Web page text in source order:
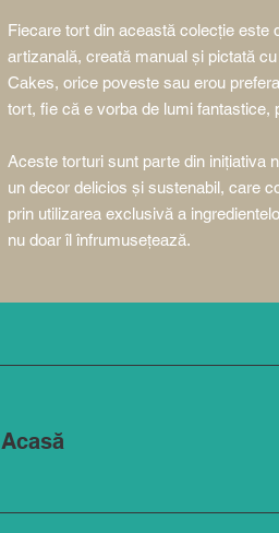
Fiecare tort din această colecție este
artizanală, creată manual și pictată
Cakes, orice poveste sau erou
tort, fie că e vorba de lumi fantastice,
Aceste torturi sunt parte din inițiativa
un decor delicios și sustenabil, care
prin utilizarea exclusivă a
nu doar îl înfrumusețează.
Acasă